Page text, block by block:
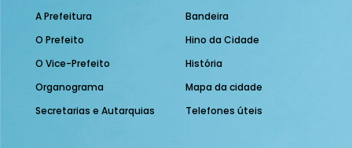
A Prefeitura
O Prefeito
O Vice-Prefeito
Organograma
Secretarias e Autarquias
Bandeira
Hino da Cidade
História
Mapa da cidade
Telefones úteis